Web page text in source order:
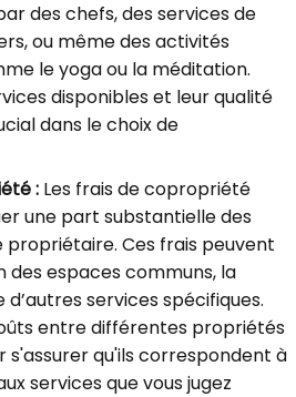
des chefs, des services de
ou même des activités
le yoga ou la méditation.
disponibles et leur qualité
dans le choix de
: Les frais de copropriété
une part substantielle des
propriétaire. Ces frais peuvent
des espaces communs, la
d’autres services spécifiques.
entre différentes propriétés
s'assurer qu'ils correspondent à
services que vous jugez